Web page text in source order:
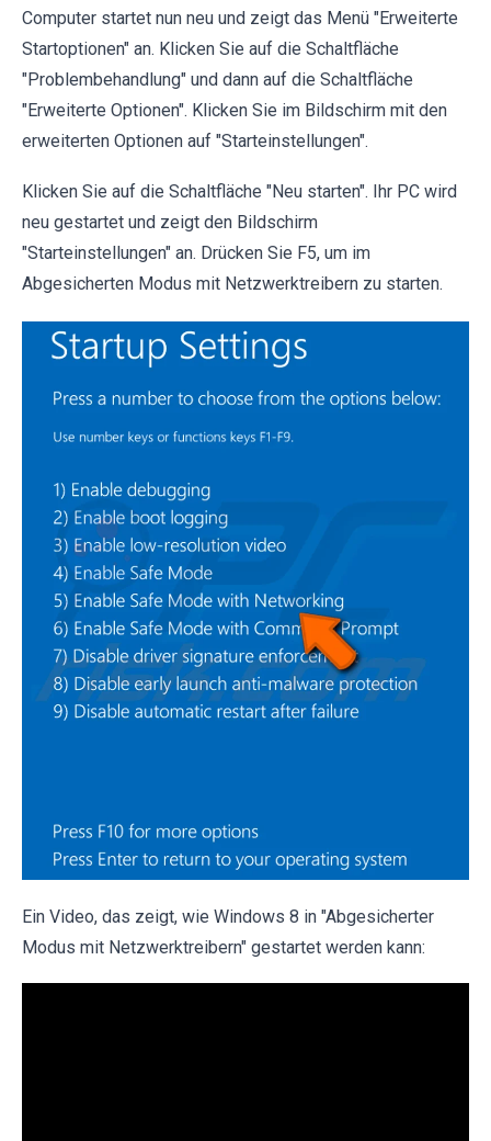
Computer startet nun neu und zeigt das Menü "Erweiterte
Startoptionen" an. Klicken Sie auf die Schaltfläche
"Problembehandlung" und dann auf die Schaltfläche
"Erweiterte Optionen". Klicken Sie im Bildschirm mit den
erweiterten Optionen auf "Starteinstellungen".
Klicken Sie auf die Schaltfläche "Neu starten". Ihr PC wird
neu gestartet und zeigt den Bildschirm
"Starteinstellungen" an. Drücken Sie F5, um im
Abgesicherten Modus mit Netzwerktreibern zu starten.
Ein Video, das zeigt, wie Windows 8 in "Abgesicherter
Modus mit Netzwerktreibern" gestartet werden kann: